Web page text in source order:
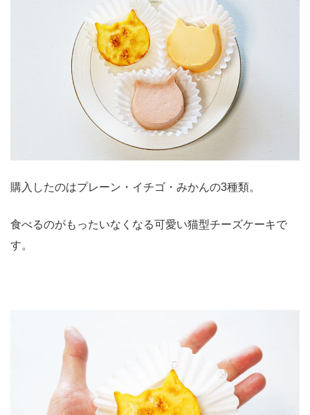
購入したのはプレーン・イチゴ・みかんの3種類。
食べるのがもったいなくなる可愛い猫型チーズケーキで
す。